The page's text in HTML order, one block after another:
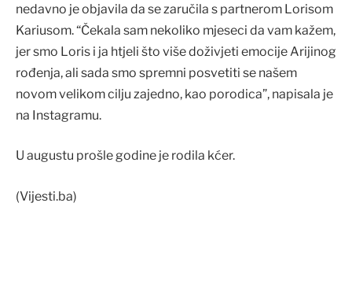
nedavno je objavila da se zaručila s partnerom Lorisom
Kariusom. “Čekala sam nekoliko mjeseci da vam kažem,
jer smo Loris i ja htjeli što više doživjeti emocije Arijinog
rođenja, ali sada smo spremni posvetiti se našem
novom velikom cilju zajedno, kao porodica”, napisala je
na Instagramu.
U augustu prošle godine je rodila kćer.
(Vijesti.ba)